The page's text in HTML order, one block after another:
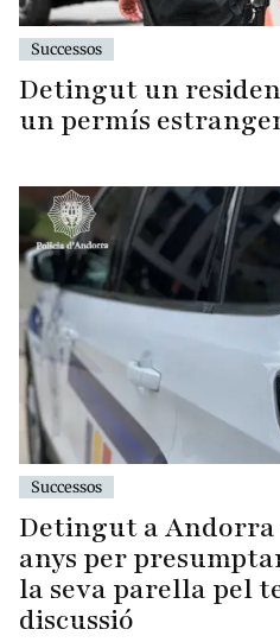
Successos
Detingut un
un permís
Successos
Detingut a
anys per
la seva parella pel
discussió